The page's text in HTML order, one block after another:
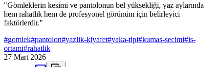
"Gömleklerin kesimi ve pantolonun bel yüksekliği, yaz aylarında
hem rahatlık hem de profesyonel görünüm için belirleyici
faktörlerdir."
#gomlek#pantolon#yazlik-kiyafet#yaka-tipi#kumas-secimi#is-
ortami#rahatlik
27 Mart 2026